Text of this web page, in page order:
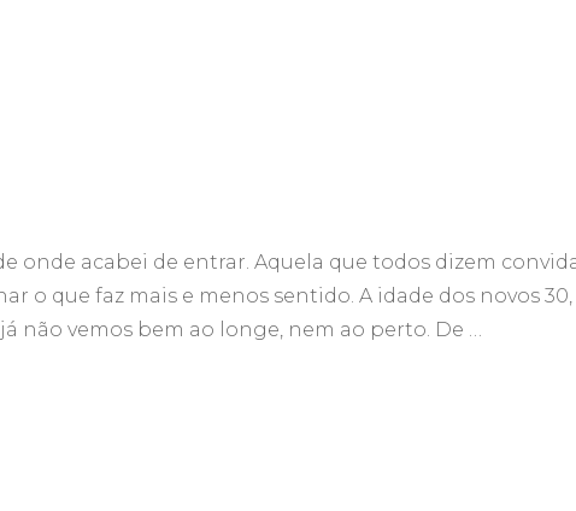
onde acabei de entrar. Aquela que todos dizem
o que faz mais e menos sentido. A idade dos novos 30,
não vemos bem ao longe, nem ao perto. De …